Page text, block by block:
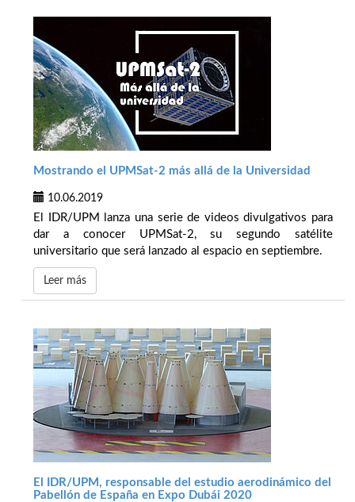
Mostrando el UPMSat-2 más allá de la Universidad
10.06.2019
El IDR/UPM lanza una serie de videos divulgativos para
dar a conocer UPMSat-2, su segundo satélite
universitario que será lanzado al espacio en septiembre.
Leer más
El IDR/UPM, responsable del estudio aerodinámico del
Pabellón de España en Expo Dubái 2020